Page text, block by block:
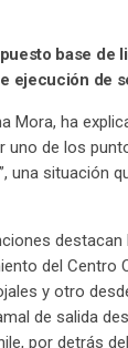
base de
ejecución de
Mora, ha
uno de los
una situación
del Centro
y otro
de salida
por detrás